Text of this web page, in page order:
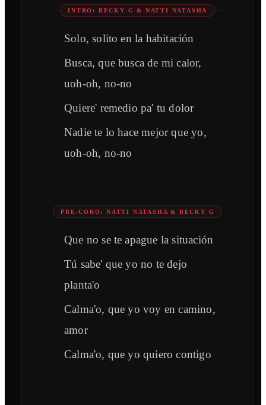
INTRO: BECKY G & NATTI NATASHA
Solo, solito en la habitación
Busca, que busca de mi calor,
uoh-oh, no-no
Quiere' remedio pa' tu dolor
Nadie te lo hace mejor que yo,
uoh-oh, no-no
PRE-CORO: NATTI NATASHA & BECKY G
Que no se te apague la situación
Tú sabe' que yo no te dejo
planta'o
Calma'o, que yo voy en camino,
amor
Calma'o, que yo quiero contigo